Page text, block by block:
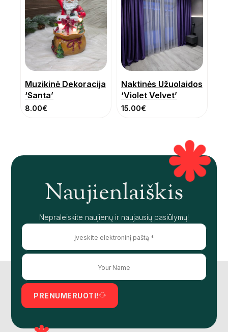
Muzikinė Dekoracija
‘Santa’
8.00€
Naktinės Užuolaidos
‘Violet Velvet’
15.00€
Naujienlaiškis
Nepraleiskite naujienų ir naujausių pasiūlymų!
PRENUMERUOTI!